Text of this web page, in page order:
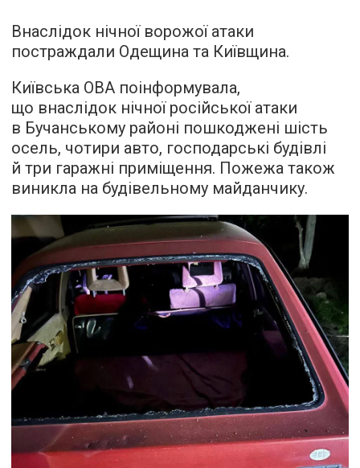
Внаслідок нічної ворожої атаки
постраждали Одещина та Київщина.
Київська ОВА поінформувала,
що внаслідок нічної російської атаки
в Бучанському районі пошкоджені шість
осель, чотири авто, господарські будівлі
й три гаражні приміщення. Пожежа також
виникла на будівельному майданчику.